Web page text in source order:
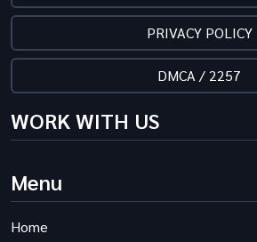
PRIVACY POLICY
DMCA / 2257
WORK WITH US
Menu
Home